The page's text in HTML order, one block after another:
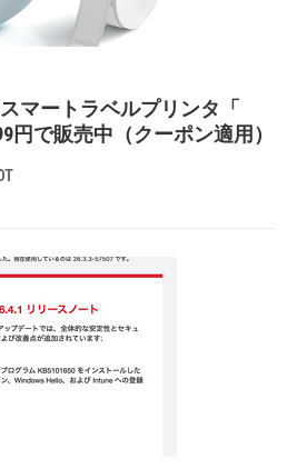
マートラベルプリンタ「
円で販売中（クーポン適用）